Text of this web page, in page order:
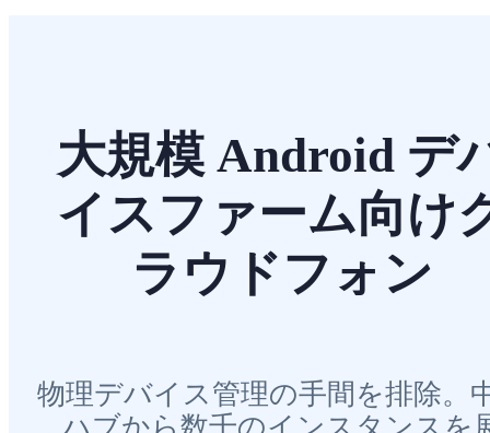
大規模 Android デ
イスファーム向け
ラウドフォン
物理デバイス管理の手間を排除。